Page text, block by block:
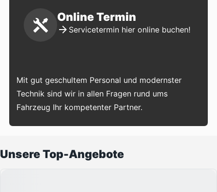
Online Termin
Servicetermin hier online buchen!
Mit gut geschultem Personal und modernster
Technik sind wir in allen Fragen rund ums
Fahrzeug Ihr kompetenter Partner.
Unsere Top-Angebote